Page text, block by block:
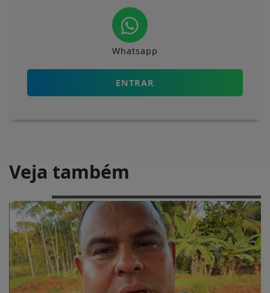
Whatsapp
ENTRAR
Veja também